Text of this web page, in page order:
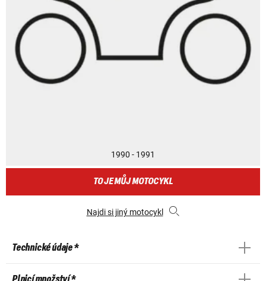
1990 - 1991
TO JE MŮJ MOTOCYKL
Najdi si jiný motocykl
Technické údaje *